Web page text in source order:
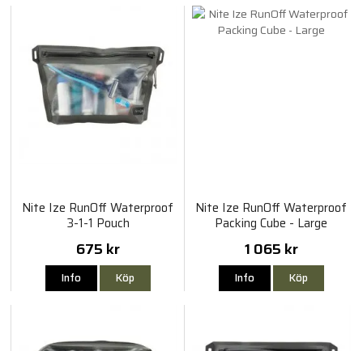
Nite Ize RunOff Waterproof
3-1-1 Pouch
675 kr
Info Köp
Nite Ize RunOff Waterproof
Packing Cube - Large
1 065 kr
Info Köp